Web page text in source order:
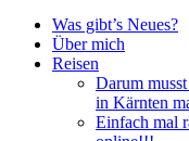
Was gibt’s Neues?
Über mich
Reisen
Darum
in Kärnten
Einfach mal